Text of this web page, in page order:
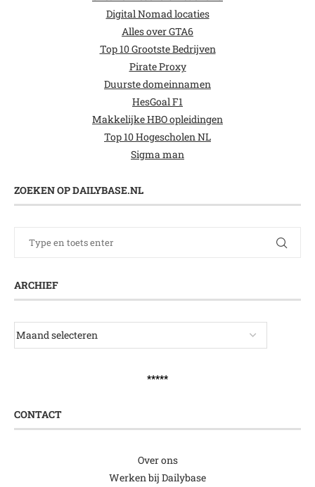
Digital Nomad locaties
Alles over GTA6
Top 10 Grootste Bedrijven
Pirate Proxy
Duurste domeinnamen
HesGoal F1
Makkelijke HBO opleidingen
Top 10 Hogescholen NL
Sigma man
ZOEKEN OP DAILYBASE.NL
ARCHIEF
*****
CONTACT
Over ons
Werken bij Dailybase